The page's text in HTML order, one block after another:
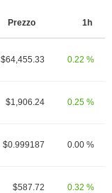
Prezzo 1h
$64,455.33 0.22 %
$1,906.24 0.25 %
$0.999187 0.00 %
$587.72 0.32 %